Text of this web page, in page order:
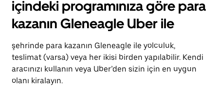
içindeki programınıza göre para
kazanın Gleneagle Uber ile
şehrinde para kazanın Gleneagle ile yolculuk,
teslimat (varsa) veya her ikisi birden yapılabilir. Kendi
aracınızı kullanın veya Uber’den sizin için en uygun
olanı kiralayın.